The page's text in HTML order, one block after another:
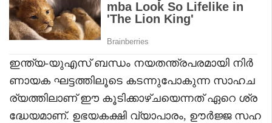
ഇന്ത്യ-യുഎസ് ബന്ധം നയതന്ത്രപരമായി നിർ
ണായക ഘട്ടത്തിലൂടെ കടന്നുപോകുന്ന സാഹച
ര്യത്തിലാണ് ഈ കൂടിക്കാഴ്ചയെന്നത് ഏറെ ശ്ര
ദ്ധേയമാണ്. ഉഭയകക്ഷി വ്യാപാരം, ഊർജ്ജ സഹ